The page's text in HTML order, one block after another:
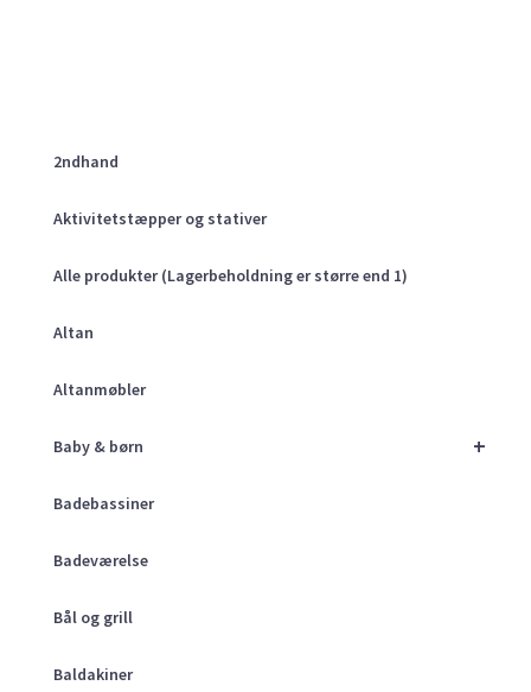
2ndhand
Aktivitetstæpper og stativer
Alle produkter (Lagerbeholdning er større end 1)
Altan
Altanmøbler
+
Baby & børn
Badebassiner
Badeværelse
Bål og grill
Baldakiner